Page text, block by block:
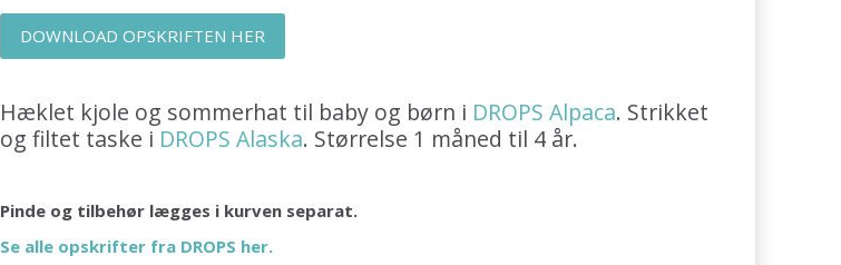
DOWNLOAD OPSKRIFTEN HER
Hæklet kjole og sommerhat til baby og børn i DROPS Alpaca. Strikket
og filtet taske i DROPS Alaska. Størrelse 1 måned til 4 år.
Pinde og tilbehør lægges i kurven separat.
Se alle opskrifter fra DROPS her.